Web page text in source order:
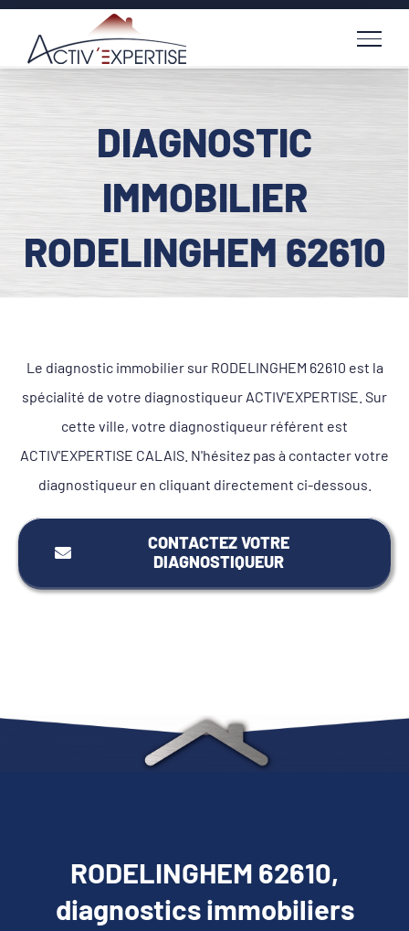
Passer
contenu
DIAGNOSTIC
IMMOBILIER
RODELINGHEM 62610
Le diagnostic immobilier sur RODELINGHEM 62610 est la
spécialité de votre diagnostiqueur ACTIV'EXPERTISE. Sur
cette ville, votre diagnostiqueur référent est
ACTIV'EXPERTISE CALAIS. N'hésitez pas à contacter votre
diagnostiqueur en cliquant directement ci-dessous.
CONTACTEZ VOTRE
DIAGNOSTIQUEUR
RODELINGHEM 62610,
diagnostics immobiliers